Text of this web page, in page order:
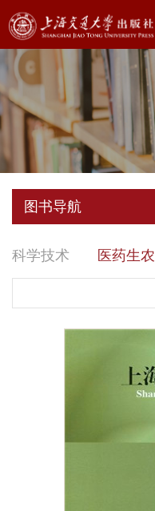
图书导航
科学技术 医药生农